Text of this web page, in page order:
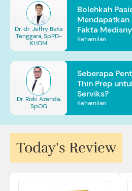
Dr. dr. Jeffry Beta
Tenggara, SpPD-
KHOM
Bolehkah
Mendapatkan
Fakta
Kehamilan
Dr. Rizki Azenda,
SpOG
Seberapa
Thin Prep
Serviks?
Kehamilan
Today's Review